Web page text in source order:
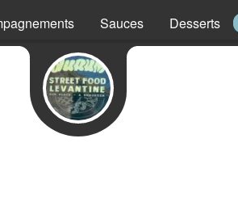
Sauces Desserts